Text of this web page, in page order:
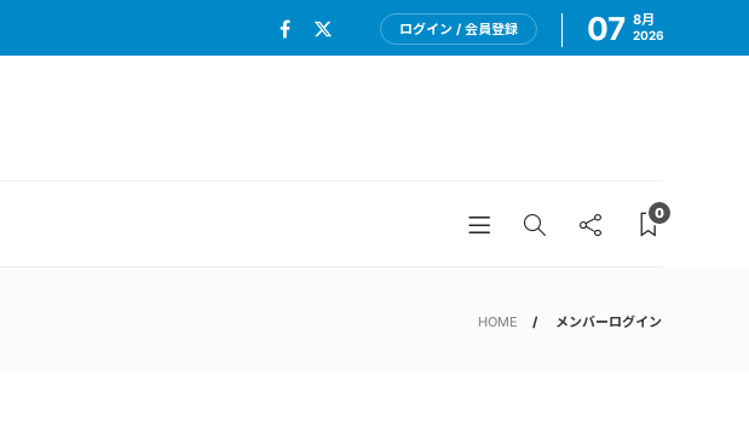
ログイン / 会員登録 07 8月
2026
0
HOME メンバーログイン